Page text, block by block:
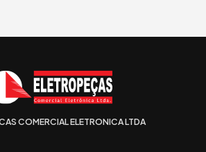
COMERCIAL ELETRONICA LTDA